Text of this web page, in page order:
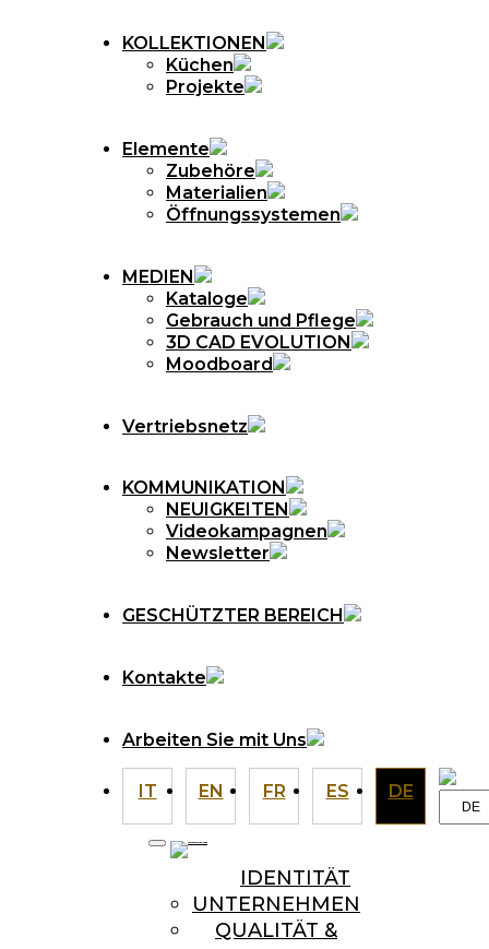
KOLLEKTIONEN
Küchen
Projekte
Elemente
Zubehöre
Materialien
Öffnungssystemen
MEDIEN
Kataloge
Gebrauch und Pflege
3D CAD EVOLUTION
Moodboard
Vertriebsnetz
KOMMUNIKATION
NEUIGKEITEN
Videokampagnen
Newsletter
GESCHÜTZTER BEREICH
Kontakte
Arbeiten Sie mit Uns
IT EN FR ES DE
a
IDENTITÄT
UNTERNEHMEN
QUALITÄT &